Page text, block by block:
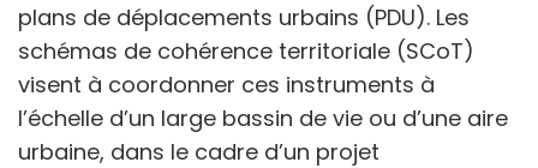
plans de déplacements urbains (PDU). Les
schémas de cohérence territoriale (SCoT)
visent à coordonner ces instruments à
l’échelle d’un large bassin de vie ou d’une aire
urbaine, dans le cadre d’un projet